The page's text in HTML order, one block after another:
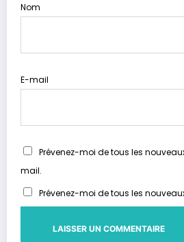
Nom
E-mail
Prévenez-moi de tous les
mail.
Prévenez-moi de tous les